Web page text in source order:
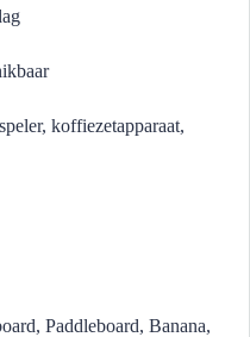
koffiezetapparaat,
Paddleboard, Banana,